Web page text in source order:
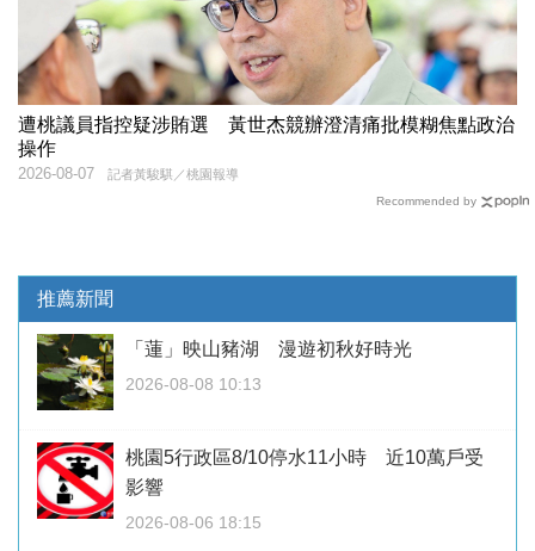
遭桃議員指控疑涉賄選 黃世杰競辦澄清痛批模糊焦點政治
操作
記者黃駿騏／桃園報導
2026-08-07
Recommended by
推薦新聞
「蓮」映山豬湖 漫遊初秋好時光
2026-08-08 10:13
桃園5行政區8/10停水11小時 近10萬戶受
影響
2026-08-06 18:15